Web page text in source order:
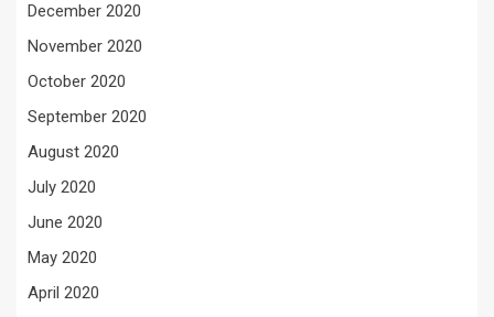
December 2020
November 2020
October 2020
September 2020
August 2020
July 2020
June 2020
May 2020
April 2020